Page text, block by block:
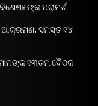
ପରାମର୍ଶ
ଆକ୍ରମଣ; ସମସ୍ତ ୧୪
୧୩ତମ ବୈଠକ